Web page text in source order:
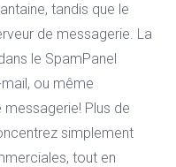
tandis que le
de messagerie. La
le SpamPanel
ou même
Plus de
simplement
tout en